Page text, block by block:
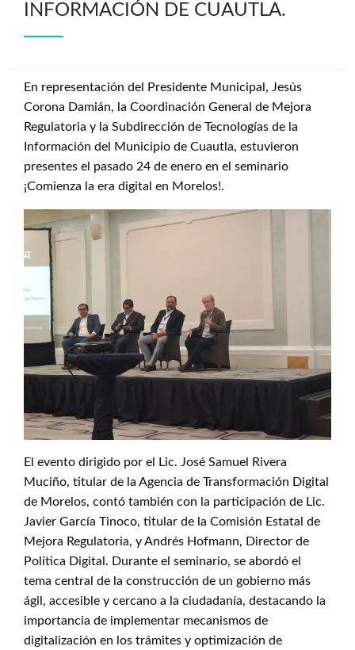
INFORMACIÓN DE CUAUTLA.
En representación del Presidente Municipal, Jesús
Corona Damián, la Coordinación General de Mejora
Regulatoria y la Subdirección de Tecnologías de la
Información del Municipio de Cuautla, estuvieron
presentes el pasado 24 de enero en el seminario
¡Comienza la era digital en Morelos!.
El evento dirigido por el Lic. José Samuel Rivera
Muciño, titular de la Agencia de Transformación Digital
de Morelos, contó también con la participación de Lic.
Javier García Tinoco, titular de la Comisión Estatal de
Mejora Regulatoria, y Andrés Hofmann, Director de
Política Digital. Durante el seminario, se abordó el
tema central de la construcción de un gobierno más
ágil, accesible y cercano a la ciudadanía, destacando la
importancia de implementar mecanismos de
digitalización en los trámites y optimización de